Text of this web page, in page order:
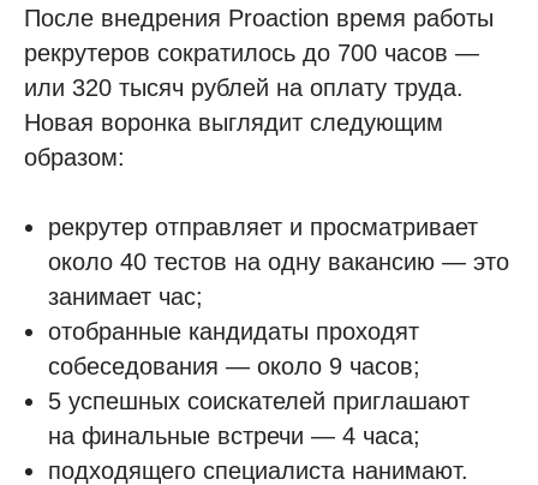
После внедрения Proaction время работы
рекрутеров сократилось до 700 часов —
или 320 тысяч рублей на оплату труда.
Новая воронка выглядит следующим
образом:
рекрутер отправляет и просматривает
около 40 тестов на одну вакансию — это
занимает час;
отобранные кандидаты проходят
собеседования — около 9 часов;
5 успешных соискателей приглашают
на финальные встречи — 4 часа;
подходящего специалиста нанимают.